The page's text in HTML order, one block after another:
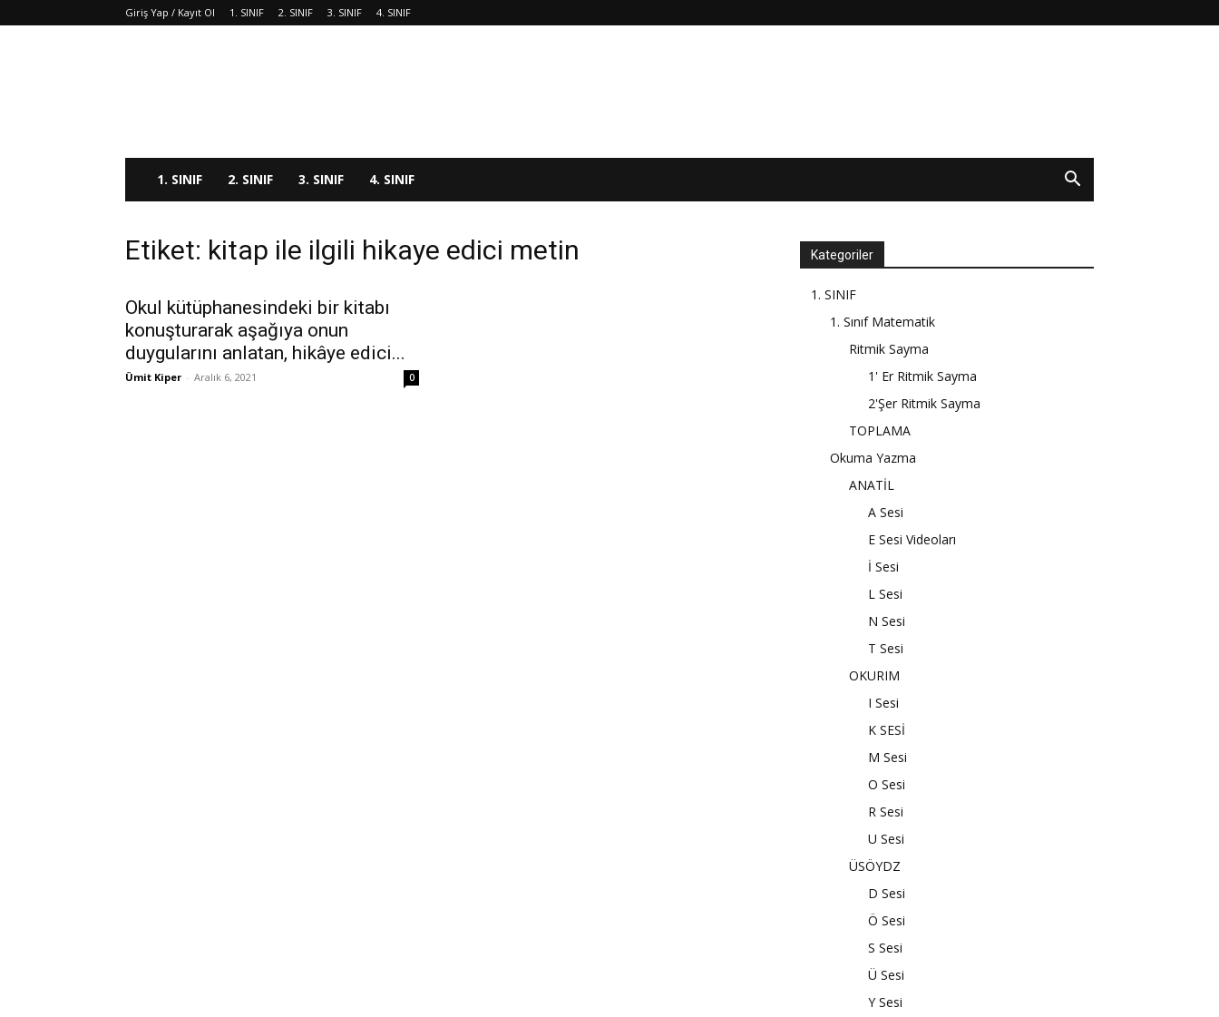
Giriş Yap / Kayıt Ol 1. SINIF 2. SINIF 3. SINIF 4. SINIF
1. SINIF 2. SINIF 3. SINIF 4. SINIF
Etiket: kitap ile ilgili hikaye edici metin
Okul kütüphanesindeki bir kitabı
konuşturarak aşağıya onun
duygularını anlatan, hikâye edici...
Ümit Kiper - Aralık 6, 2021 0
Kategoriler
1. SINIF
1. Sınıf Matematik
Ritmik Sayma
1' Er Ritmik Sayma
2'Şer Ritmik Sayma
TOPLAMA
Okuma Yazma
ANATİL
A Sesi
E Sesi Videoları
İ Sesi
L Sesi
N Sesi
T Sesi
OKURIM
I Sesi
K SESİ
M Sesi
O Sesi
R Sesi
U Sesi
ÜSÖYDZ
D Sesi
Ö Sesi
S Sesi
Ü Sesi
Y Sesi